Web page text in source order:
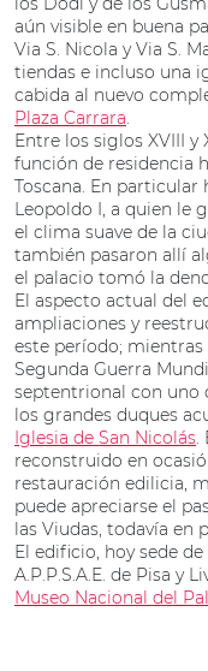
aún visible en buena
Via S. Nicola y Via S.
tiendas e incluso una
cabida al nuevo
Plaza Carrara.
Entre los siglos XVIII
función de residencia
Toscana. En
Leopoldo I, a quien le
el clima suave de la
también pasaron allí
el palacio tomó la
El aspecto actual del
ampliaciones y
este período;
Segunda Guerra
septentrional con uno
los grandes duques
Iglesia de San Nicolás.
reconstruido en
restauración edilicia,
puede apreciarse el
las Viudas, todavía en
El edificio, hoy sede
A.P.P.S.A.E. de Pisa y
Museo Nacional del